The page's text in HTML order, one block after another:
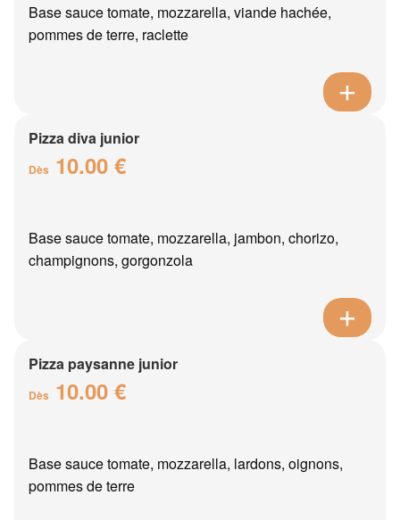
Base sauce tomate, mozzarella, viande hachée,
pommes de terre, raclette
Pizza diva junior
Dès 10.00 €
Base sauce tomate, mozzarella, jambon, chorizo,
champignons, gorgonzola
Pizza paysanne junior
Dès 10.00 €
Base sauce tomate, mozzarella, lardons, oignons,
pommes de terre